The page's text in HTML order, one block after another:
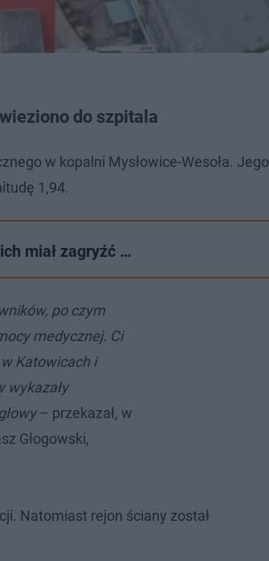
do szpitala
w kopalni Mysłowice-Wesoła. Jego
1,94.
miał zagryźć …
po czym
medycznej. Ci
Katowicach i
wykazały
– przekazał, w
Głogowski,
Natomiast rejon ściany został